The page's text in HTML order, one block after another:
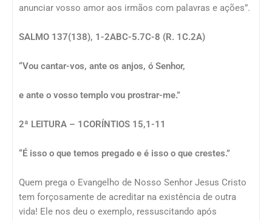
anunciar vosso amor aos irmãos com palavras e ações”.
SALMO 137(138), 1-2ABC-5.7C-8 (R. 1C.2A)
“Vou cantar-vos, ante os anjos, ó Senhor,
e ante o vosso templo vou prostrar-me.”
2ª LEITURA – 1CORÍNTIOS 15,1-11
“É isso o que temos pregado e é isso o que crestes.”
Quem prega o Evangelho de Nosso Senhor Jesus Cristo
tem forçosamente de acreditar na existência de outra
vida! Ele nos deu o exemplo, ressuscitando após